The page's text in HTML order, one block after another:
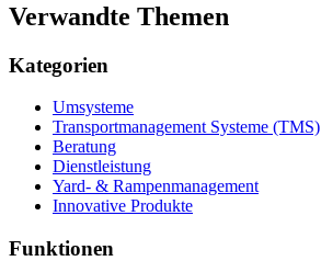
Verwandte Themen
Kategorien
Umsysteme
Transportmanagement Systeme (TMS)
Beratung
Dienstleistung
Yard- & Rampenmanagement
Innovative Produkte
Funktionen